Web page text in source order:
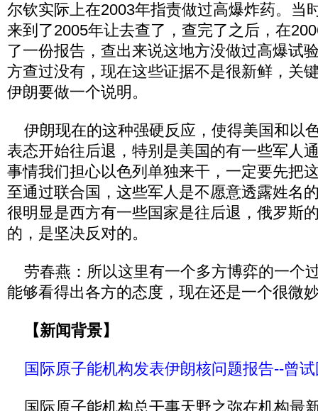
尔钦实际上在2003年指责做过高爆炸药。当
来到了2005年让去查了，查完了之后，在
了一份报告，查出来说这地方没做过高爆试
方查过没有，现在这些证据不是很新鲜，关
伊朗要做一个说明。
伊朗现在的这种强硬反应，使得美国和以
表态开始往后退，特别是美国的有一些军人
事情我们担心以色列单独来干，一定要先把
至通过联合国，这些军人是不愿意透露姓名
很明显是西方有一些国家是往后退，俄罗斯
的，是坚决反对的。
劳春燕：所以这里有一个多方博弈的一个
能够看得出各方的态度，现在还是一个很微
【新闻背景】
国际原子能机构发表伊朗核问题报告--曾
国际原子能机构总干事天野之弥在机构最